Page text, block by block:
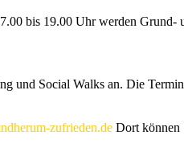
bis 19.00 Uhr werden Grund-
und Social Walks an. Die
zufrieden.de Dort können